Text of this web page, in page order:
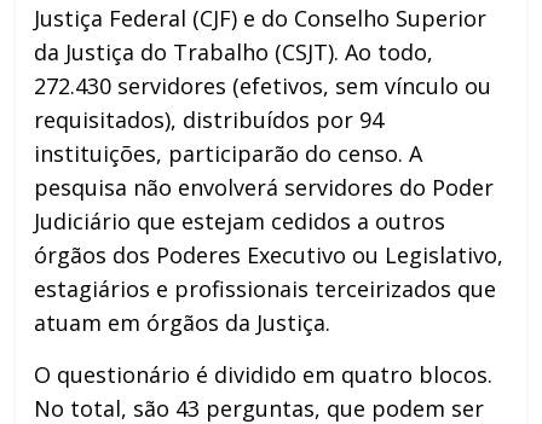
Justiça Federal (CJF) e do Conselho Superior
da Justiça do Trabalho (CSJT). Ao todo,
272.430 servidores (efetivos, sem vínculo ou
requisitados), distribuídos por 94
instituições, participarão do censo. A
pesquisa não envolverá servidores do Poder
Judiciário que estejam cedidos a outros
órgãos dos Poderes Executivo ou Legislativo,
estagiários e profissionais terceirizados que
atuam em órgãos da Justiça.
O questionário é dividido em quatro blocos.
No total, são 43 perguntas, que podem ser